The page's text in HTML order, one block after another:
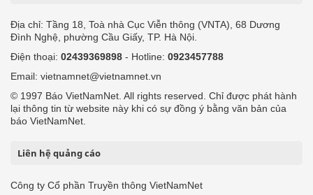
Địa chỉ: Tầng 18, Toà nhà Cục Viễn thông (VNTA), 68 Dương
Đình Nghệ, phường Cầu Giấy, TP. Hà Nội.
Điện thoại: 02439369898 - Hotline: 0923457788
Email: vietnamnet@vietnamnet.vn
© 1997 Báo VietNamNet. All rights reserved. Chỉ được phát hành
lại thông tin từ website này khi có sự đồng ý bằng văn bản của
báo VietNamNet.
Liên hệ quảng cáo
Công ty Cổ phần Truyền thông VietNamNet